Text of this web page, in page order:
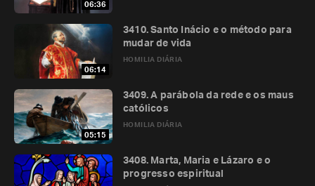
06:36
06:14
HOMILIA DIÁRIA
3410. Santo Inácio e o método para
mudar de vida
05:15
HOMILIA DIÁRIA
3409. A parábola da rede e os maus
católicos
3408. Marta, Maria e Lázaro e o
progresso espiritual